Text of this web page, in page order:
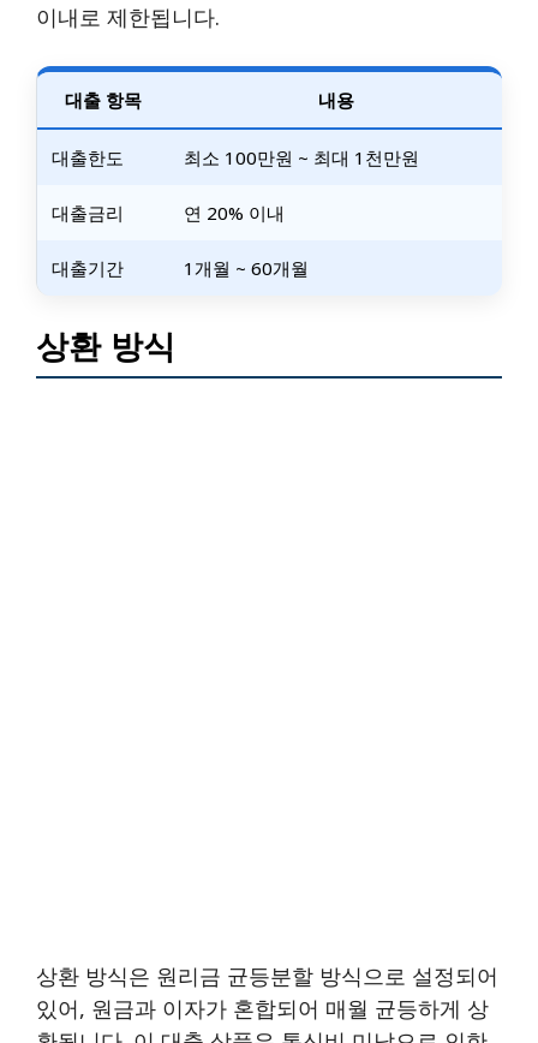
이내로 제한됩니다.
대출 항목 내용
대출한도 최소 100만원 ~ 최대 1천만원
대출금리 연 20% 이내
대출기간 1개월 ~ 60개월
상환 방식
상환 방식은 원리금 균등분할 방식으로 설정되어
있어, 원금과 이자가 혼합되어 매월 균등하게 상